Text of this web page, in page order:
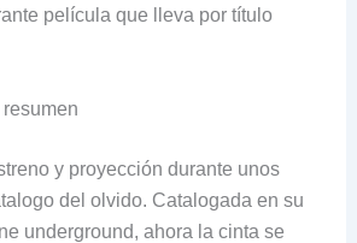
película que lleva por título
y proyección durante unos
del olvido. Catalogada en su
underground, ahora la cinta se